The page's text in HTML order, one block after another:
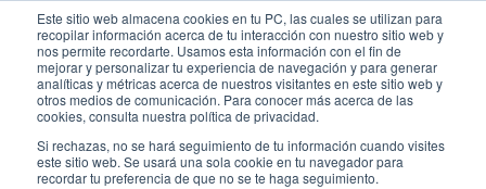
Este sitio web almacena cookies en tu PC, las cuales se utilizan para
recopilar información acerca de tu interacción con nuestro sitio web y
nos permite recordarte. Usamos esta información con el fin de
mejorar y personalizar tu experiencia de navegación y para generar
analíticas y métricas acerca de nuestros visitantes en este sitio web y
otros medios de comunicación. Para conocer más acerca de las
cookies, consulta nuestra política de privacidad.
Si rechazas, no se hará seguimiento de tu información cuando visites
este sitio web. Se usará una sola cookie en tu navegador para
recordar tu preferencia de que no se te haga seguimiento.
contenido
Fundación Actívate
Pensamiento crítico